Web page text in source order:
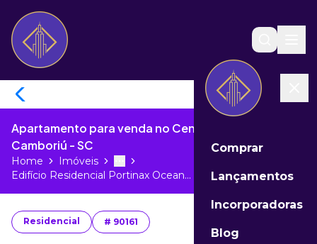
Comprar
Lançamentos
Incorporadoras
Blog
Apartamento para venda no Centro de Balneário
Camboriú - SC
Home Imóveis More
Toggle menu
Edifício Residencial Portinax Ocean...
Residencial # 90161